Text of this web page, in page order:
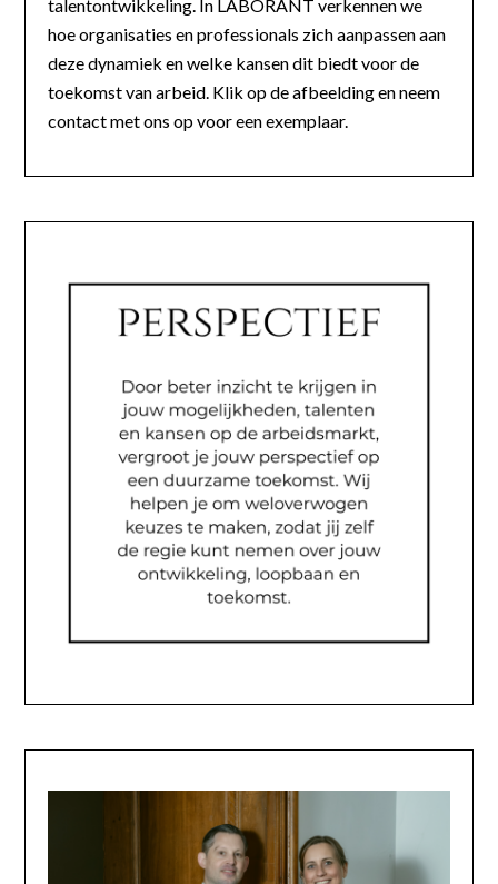
talentontwikkeling. In LABORANT verkennen we
hoe organisaties en professionals zich aanpassen aan
deze dynamiek en welke kansen dit biedt voor de
toekomst van arbeid. Klik op de afbeelding en neem
contact met ons op voor een exemplaar.